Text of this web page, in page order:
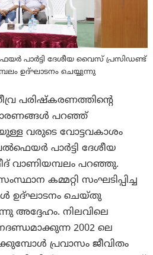
പാര്‍ട്ടി ദേശീയ വൈസ് പ്രസിഡണ്ട്
ഉദ്ഘാടനം ചെയ്യുന്നു
പരിഷ്കരണത്തിന്റെ
പറഞ്ഞ്
വരുടെ വോട്ടവകാശം
പാര്‍ട്ടി ദേശീയ
വാണിയമ്പലം പറഞ്ഞു.
കമ്മറ്റി സംഘടിപ്പിച്ച
ഉദ്ഘാടനം ചെയ്തു
അദ്ദേഹം. നിലവിലെ
2002 ലെ
പ്രവാസം ജീവിതം